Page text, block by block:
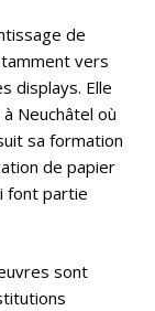
de
vers
displays. Elle
Neuchâtel où
sa formation
de papier
font partie
sont